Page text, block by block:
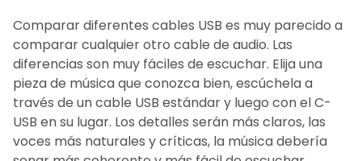
Comparar diferentes cables USB es muy parecido a
comparar cualquier otro cable de audio. Las
diferencias son muy fáciles de escuchar. Elija una
pieza de música que conozca bien, escúchela a
través de un cable USB estándar y luego con el C-
USB en su lugar. Los detalles serán más claros, las
voces más naturales y críticas, la música debería